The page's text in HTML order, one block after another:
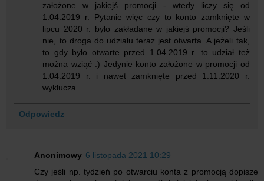
założone w jakiejś promocji - wtedy liczy się od
1.04.2019 r. Pytanie więc czy to konto zamknięte w
lipcu 2020 r. było zakładane w jakiejś promocji? Jeśli
nie, to droga do udziału teraz jest otwarta. A jeżeli tak,
to gdy było otwarte przed 1.04.2019 r. to udział też
można wziąć :) Jedynie konto założone w promocji od
1.04.2019 r. i nawet zamknięte przed 1.11.2020 r.
wyklucza.
Odpowiedz
Anonimowy 6 listopada 2021 10:29
Czy jeśli np. tydzień po otwarciu konta z promocją dopisze